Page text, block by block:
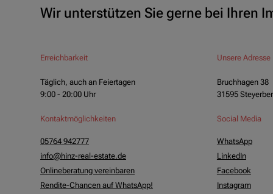
Wir unterstützen Sie gerne bei Ihren
Erreichbarkeit
Täglich, auch an Feiertagen
9:00 - 20:00 Uhr
Kontaktmöglichkeiten
05764 942777
info@hinz-real-estate.de
Onlineberatung vereinbaren
Rendite-Chancen auf WhatsApp!
Unsere Adresse
Bruchhagen 38
31595
Social Media
WhatsApp
LinkedIn
Facebook
Instagram